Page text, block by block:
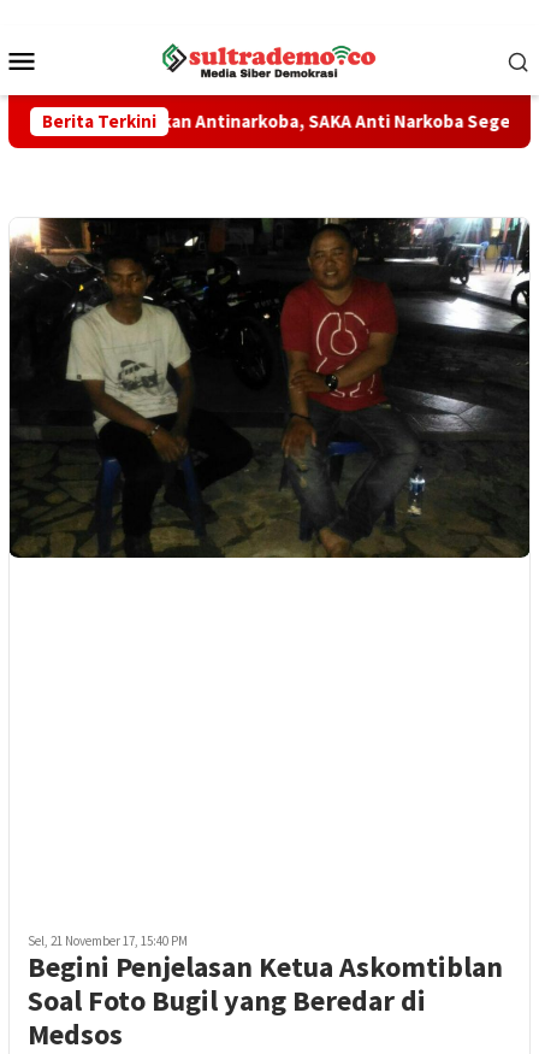
konten
Mobile
Berita Terkini
Gerakan Antinarkoba, SAKA Anti Narkoba Segera
Sel, 21 November 17, 15:40 PM
Begini Penjelasan Ketua Askomtiblan
Soal Foto Bugil yang Beredar di
Medsos